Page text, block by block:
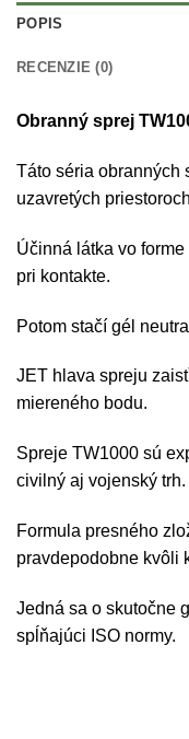
POPIS
RECENZIE (0)
Obranný sprej
Táto séria obranných
uzavretých
Účinná látka vo
pri kontakte.
Potom stačí gél
JET hlava spreju
miereného bodu.
Spreje TW1000 sú
civilný aj vojenský trh.
Formula presného
pravdepodobne kvôli
Jedná sa o skutočne
spĺňajúci ISO normy.